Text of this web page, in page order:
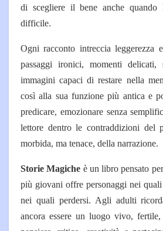
di scegliere il bene anche quando
difficile.
Ogni racconto intreccia leggerezza
passaggi ironici, momenti delicati,
immagini capaci di restare nella
così alla sua funzione più antica e
predicare, emozionare senza
lettore dentro le contraddizioni del
morbida, ma tenace, della narrazione.
Storie Magiche è un libro pensato
più giovani offre personaggi nei
nei quali perdersi. Agli adulti
ancora essere un luogo vivo, fertile,